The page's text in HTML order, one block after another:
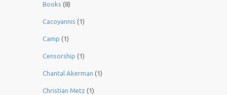
Books (8)
Cacoyannis (1)
Camp (1)
Censorship (1)
Chantal Akerman (1)
Christian Metz (1)